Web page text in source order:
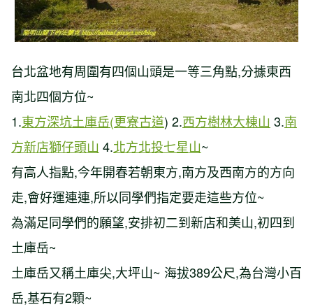
台北盆地有周圍有四個山頭是一等三角點,分據東西
南北四個方位~
1.東方深坑土庫岳(更寮古道) 2.西方樹林大棟山 3.南
方新店獅仔頭山 4.北方北投七星山~
有高人指點,今年開春若朝東方,南方及西南方的方向
走,會好運連連,所以同學們指定要走這些方位~
為滿足同學們的願望,安排初二到新店和美山,初四到
土庫岳~
土庫岳又稱土庫尖,大坪山~ 海拔389公尺,為台灣小百
岳,基石有2顆~